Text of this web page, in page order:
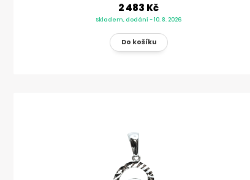
2 483 Kč
Skladem, dodání - 10. 8. 2026